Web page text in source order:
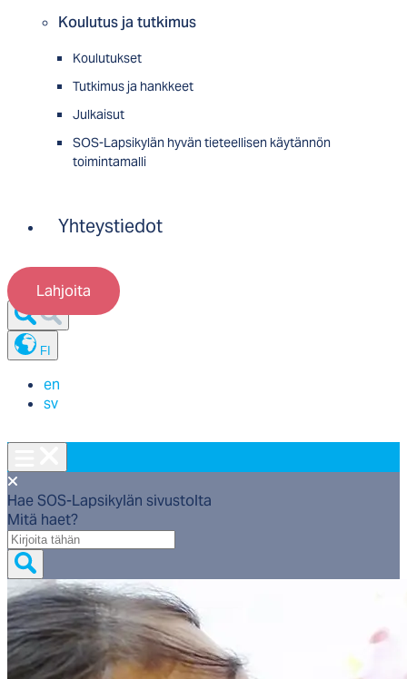
Koulutus ja tutkimus
Koulutukset
Tutkimus ja hankkeet
Julkaisut
SOS-Lapsikylän hyvän tieteellisen käytännön
toimintamalli
Yhteystiedot
Lahjoita
FI
en
sv
Hae SOS-Lapsikylän sivustolta
Mitä haet?
Mitä
haet?